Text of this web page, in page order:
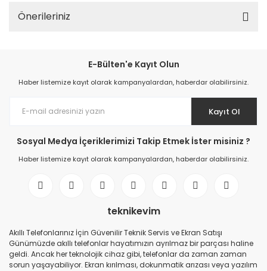
Önerileriniz
E-Bülten'e Kayıt Olun
Haber listemize kayıt olarak kampanyalardan, haberdar olabilirsiniz.
Kayıt Ol
Sosyal Medya İçeriklerimizi Takip Etmek İster misiniz ?
Haber listemize kayıt olarak kampanyalardan, haberdar olabilirsiniz.
teknikevim
Akıllı Telefonlarınız İçin Güvenilir Teknik Servis ve Ekran Satışı
Günümüzde akıllı telefonlar hayatımızın ayrılmaz bir parçası haline
geldi. Ancak her teknolojik cihaz gibi, telefonlar da zaman zaman
sorun yaşayabiliyor. Ekran kırılması, dokunmatik arızası veya yazılım